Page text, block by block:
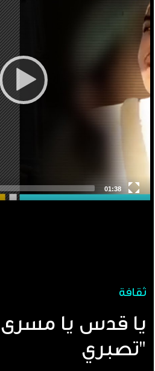
ثقافة
يا قدس يا مسرى
تصبري"